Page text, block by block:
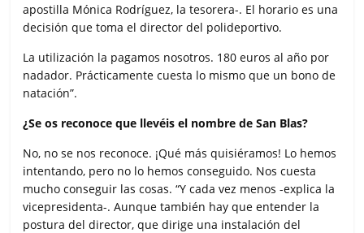
apostilla Mónica Rodríguez, la tesorera-. El horario es una
decisión que toma el director del polideportivo.
La utilización la pagamos nosotros. 180 euros al año por
nadador. Prácticamente cuesta lo mismo que un bono de
natación”.
¿Se os reconoce que llevéis el nombre de San Blas?
No, no se nos reconoce. ¡Qué más quisiéramos! Lo hemos
intentando, pero no lo hemos conseguido. Nos cuesta
mucho conseguir las cosas. “Y cada vez menos -explica la
vicepresidenta-. Aunque también hay que entender la
postura del director, que dirige una instalación del